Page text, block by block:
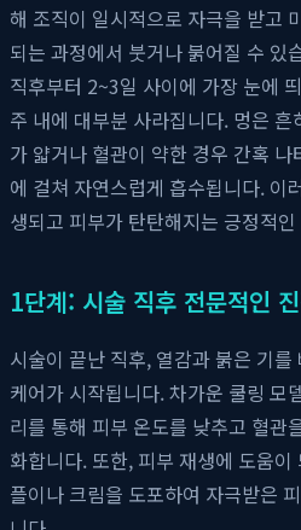
해 조직이 일시적으로 자극을 받고
되는 과정에서 붓거나 붉어질 수 있
직후부터 2~3일 사이에 가장 눈에
주 내에 대부분 사라집니다. 멍은
가 얇거나 혈관이 약한 경우 간혹
에 걸쳐 자연스럽게 흡수됩니다. 이
생되고 피부가 탄탄해지는 긍정적
1단계: 시술 직후 전문적인
시술이 끝난 직후, 열감과 붉은 기
케어가 시작됩니다. 차가운 쿨링 모
리를 통해 피부 온도를 낮추고 혈관
화합니다. 또한, 피부 재생에 도움
플이나 크림을 도포하여 자극받은